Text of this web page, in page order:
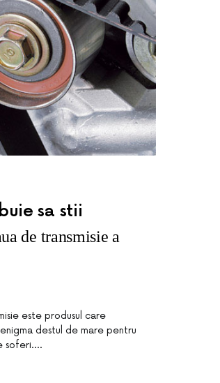
sa stii
de transmisie a
este produsul care
destul de mare pentru
soferi.…